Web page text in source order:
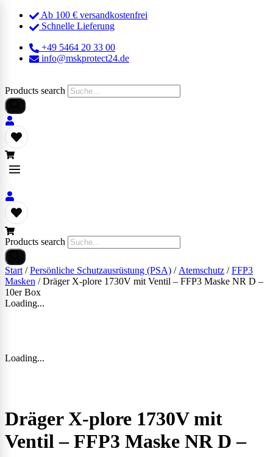
Ab 100 € versandkostenfrei
Schnelle Lieferung
+49 5464 20 33 00
info@mskprotect24.de
Products search
Products search
Start /Persönliche Schutzausrüstung (PSA) / Atemschutz /FFP3
Masken / Dräger X-plore 1730V mit Ventil – FFP3 Maske NR D –
10er Box
Loading...
Loading...
Dräger X-plore 1730V mit
Ventil – FFP3 Maske NR D –